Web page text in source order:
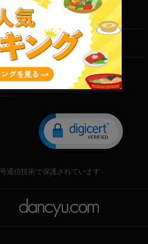
ご利用規約
特定商取引法に基づく表記
通信技術で保護されています